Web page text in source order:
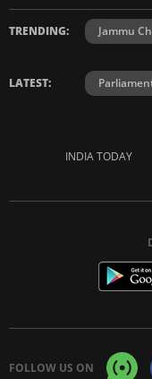
TRENDING: Jammu
LATEST:
INDIA TODAY
FOLLOW US ON